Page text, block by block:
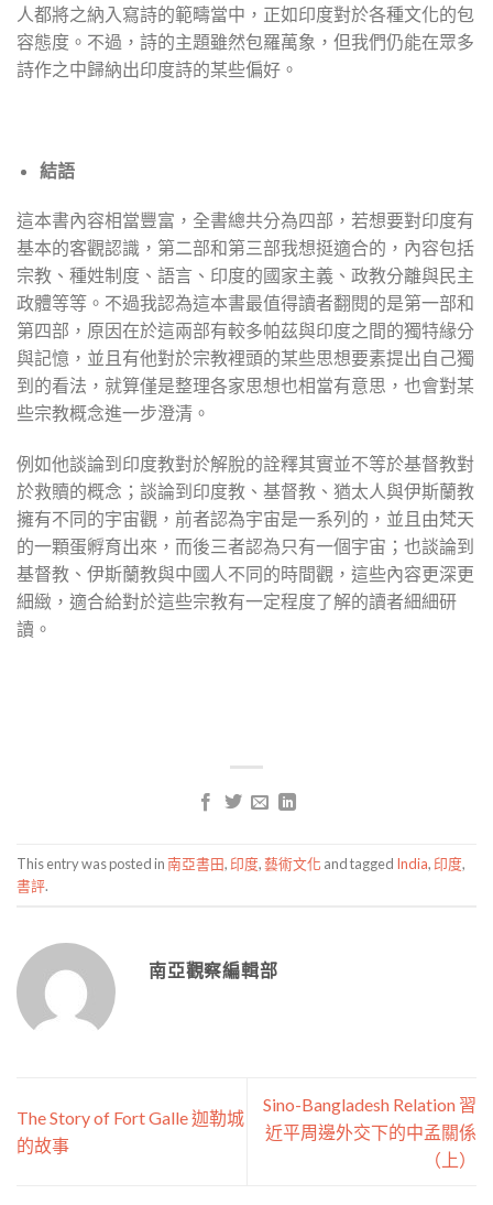
人都將之納入寫詩的範疇當中，正如印度對於各種文化的包
容態度。不過，詩的主題雖然包羅萬象，但我們仍能在眾多
詩作之中歸納出印度詩的某些偏好。
結語
這本書內容相當豐富，全書總共分為四部，若想要對印度有
基本的客觀認識，第二部和第三部我想挺適合的，內容包括
宗教、種姓制度、語言、印度的國家主義、政教分離與民主
政體等等。不過我認為這本書最值得讀者翻閱的是第一部和
第四部，原因在於這兩部有較多帕茲與印度之間的獨特緣分
與記憶，並且有他對於宗教裡頭的某些思想要素提出自己獨
到的看法，就算僅是整理各家思想也相當有意思，也會對某
些宗教概念進一步澄清。
例如他談論到印度教對於解脫的詮釋其實並不等於基督教對
於救贖的概念；談論到印度教、基督教、猶太人與伊斯蘭教
擁有不同的宇宙觀，前者認為宇宙是一系列的，並且由梵天
的一顆蛋孵育出來，而後三者認為只有一個宇宙；也談論到
基督教、伊斯蘭教與中國人不同的時間觀，這些內容更深更
細緻，適合給對於這些宗教有一定程度了解的讀者細細研
讀。
This entry was posted in南亞書田, 印度,藝術文化 and tagged India, 印度,
書評.
南亞觀察編輯部
The Story of Fort Galle 迦勒城
的故事
Sino-Bangladesh Relation 習
近平周邊外交下的中孟關係
（上）